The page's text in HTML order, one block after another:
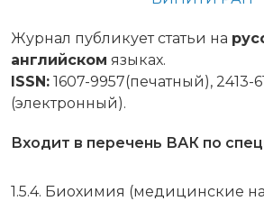
Журнал публикует статьи на
английском языках.
ISSN: 1607-9957(печатный), 2413-
(электронный).
Входит в перечень ВАК по
1.5.4. Биохимия (медицинские